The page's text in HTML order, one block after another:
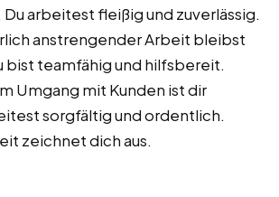
arbeitest fleißig und zuverlässig.
anstrengender Arbeit bleibst
bist teamfähig und hilfsbereit.
Umgang mit Kunden ist dir
sorgfältig und ordentlich.
zeichnet dich aus.